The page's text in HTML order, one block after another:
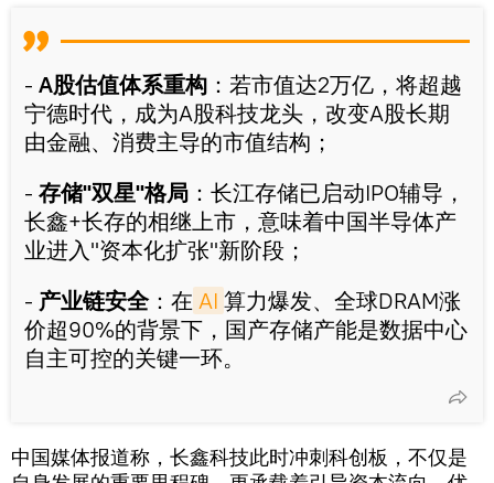
- A股估值体系重构 ：若市值达2万亿，将超越
宁德时代，成为A股科技龙头，改变A股长期
由金融、消费主导的市值结构；
- 存储"双星"格局 ：长江存储已启动IPO辅导，
长鑫+长存的相继上市，意味着中国半导体产
业进入"资本化扩张"新阶段；
- 产业链安全：在 AI 算力爆发、全球DRAM涨
价超90%的背景下，国产存储产能是数据中心
自主可控的关键一环。
中国媒体报道称，长鑫科技此时冲刺科创板，不仅是